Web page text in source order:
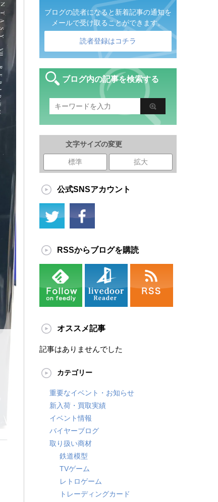
ブログの読者になると新着記事の通知を
メールで受け取ることができます。
読者登録はコチラ
ブログ内の記事を検索する
文字サイズの変更
標準 拡大
公式SNSアカウント
RSSからブログを購読
オススメ記事
記事はありませんでした
カテゴリー
重要なイベント・お知らせ
新入荷・買取実績
イベント情報
バイヤーブログ
取り扱い商材
鉄道模型
TVゲーム
レトロゲーム
トレーディングカード